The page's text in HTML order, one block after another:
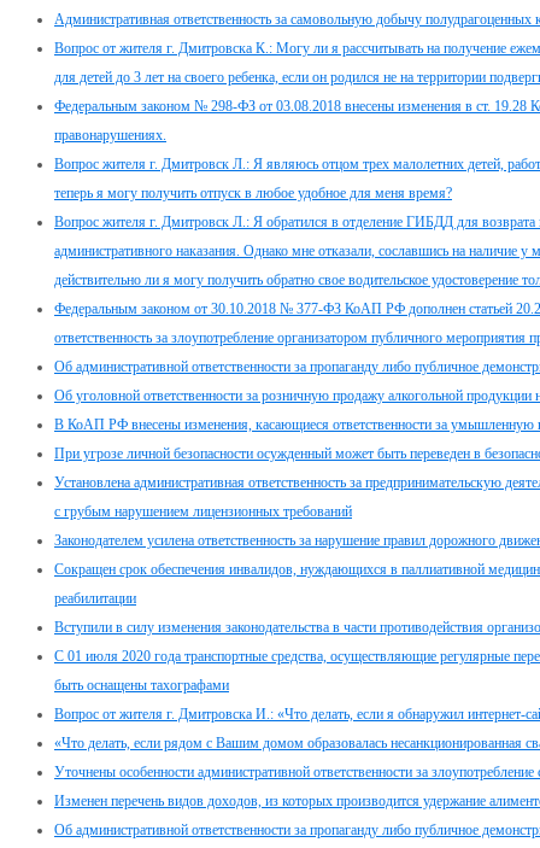
Административная ответственность за самовольную добычу полудрагоценных
Вопрос от жителя г. Дмитровска К.: Могу ли я рассчитывать на получение
для детей до 3 лет на своего ребенка, если он родился не на территории
Федеральным законом № 298-ФЗ от 03.08.2018 внесены изменения в ст. 19.28
правонарушениях.
Вопрос жителя г. Дмитровск Л.: Я являюсь отцом трех малолетних детей,
теперь я могу получить отпуск в любое удобное для меня время?
Вопрос жителя г. Дмитровск Л.: Я обратился в отделение ГИБДД для возврата
административного наказания. Однако мне отказали, сославшись на наличие
действительно ли я могу получить обратно свое водительское удостоверение
Федеральным законом от 30.10.2018 № 377-ФЗ КоАП РФ дополнен статьей
ответственность за злоупотребление организатором публичного мероприятия
Об административной ответственности за пропаганду либо публичное
Об уголовной ответственности за розничную продажу алкогольной продукции
В КоАП РФ внесены изменения, касающиеся ответственности за умышленную
При угрозе личной безопасности осужденный может быть переведен в
Установлена административная ответственность за предпринимательскую
с грубым нарушением лицензионных требований
Законодателем усилена ответственность за нарушение правил дорожного
Сокращен срок обеспечения инвалидов, нуждающихся в паллиативной
реабилитации
Вступили в силу изменения законодательства в части противодействия
С 01 июля 2020 года транспортные средства, осуществляющие регулярные
быть оснащены тахографами
Вопрос от жителя г. Дмитровска И.: «Что делать, если я обнаружил интернет-
«Что делать, если рядом с Вашим домом образовалась несанкционированная
Уточнены особенности административной ответственности за
Изменен перечень видов доходов, из которых производится удержание
Об административной ответственности за пропаганду либо публичное